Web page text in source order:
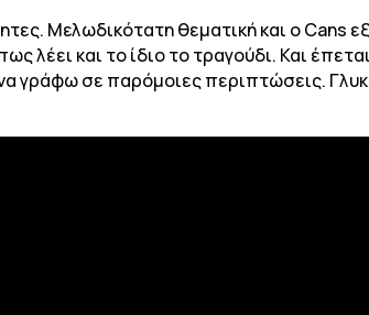
Μελωδικότατη θεματική και ο
λέει και το ίδιο το τραγούδι. Και
γράφω σε παρόμοιες περιπτώσεις.